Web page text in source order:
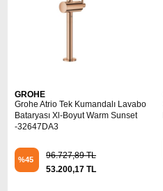
GROHE
Grohe Atrio Tek Kumandalı Lavabo
Bataryası Xl-Boyut Warm Sunset
-32647DA3
%45
96.727,89 TL
53.200,17 TL